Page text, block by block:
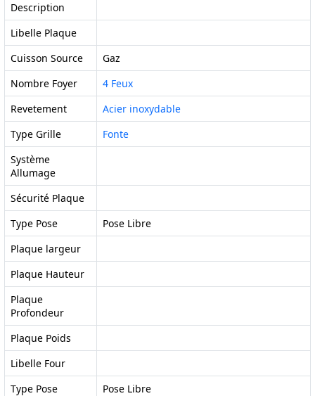
Description
Libelle Plaque
Cuisson Source
Gaz
Nombre Foyer
4 Feux
Revetement
Acier inoxydable
Type Grille
Fonte
Système
Allumage
Sécurité Plaque
Type Pose
Pose Libre
Plaque largeur
Plaque Hauteur
Plaque
Profondeur
Plaque Poids
Libelle Four
Type Pose
Pose Libre